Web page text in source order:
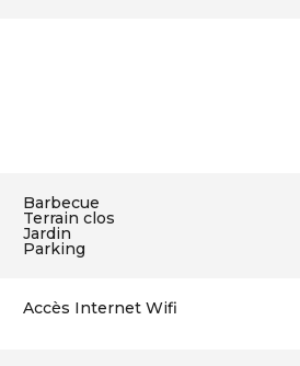
Barbecue
Terrain clos
Jardin
Parking
Accès Internet Wifi